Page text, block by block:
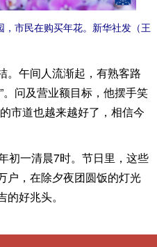
市民在购买年花。新华社发（王
午间人流渐起，有熟客路
。问及营业额目标，他摆手笑
市道也越来越好了，相信今
一清晨7时。节日里，这些
户，在除夕夜团圆饭的灯光
好兆头。